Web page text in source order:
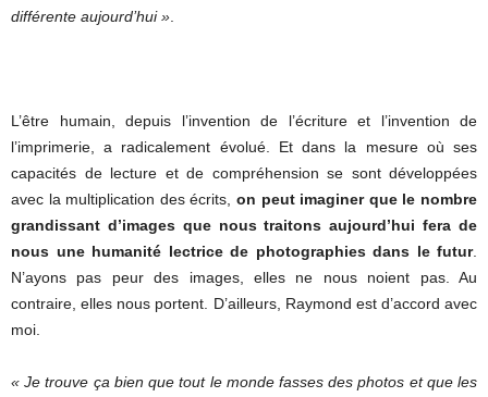
différente aujourd’hui »
L’être humain, depuis l’invention de l’écriture et l’invention de
l’imprimerie, a radicalement évolué. Et dans la mesure où ses
capacités de lecture et de compréhension se sont développées
avec la multiplication des écrits, on peut imaginer que le nombre
grandissant d’images que nous traitons aujourd’hui fera de
nous une humanité lectrice de photographies dans le futur.
N’ayons pas peur des images, elles ne nous noient pas. Au
contraire, elles nous portent. D’ailleurs, Raymond est d’accord avec
moi.
« Je trouve ça bien que tout le monde fasses des photos et que les